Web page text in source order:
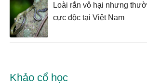
Loài rắn vô hại nhưng
cực độc tại Việt Nam
Khảo cổ học